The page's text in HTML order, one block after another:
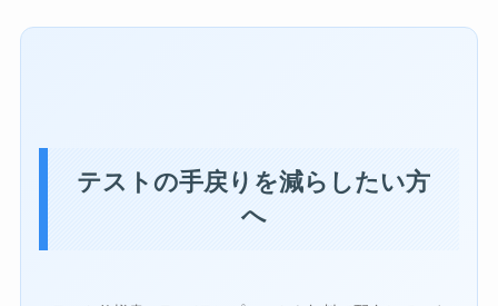
テストの手戻りを減らしたい方
へ